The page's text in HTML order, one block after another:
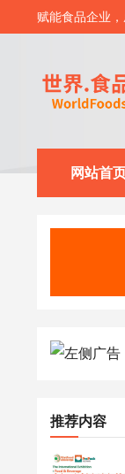
赋能食品企业
网站首
推荐内容